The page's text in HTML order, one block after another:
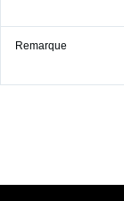
Remarque